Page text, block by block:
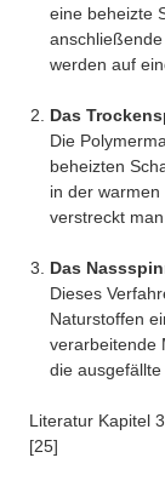
eine beheizte
werden auf
Das
Die
beheizten
in der
verstreckt
Das
Dieses
Naturstoffen
verarbeitende
die
Literatur Kapitel
[25]